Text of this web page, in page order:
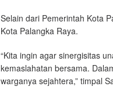
Selain dari Pemerintah Kota
Kota Palangka Raya.
“Kita ingin agar sinergisitas
kemaslahatan bersama.
warganya sejahtera,” timpal